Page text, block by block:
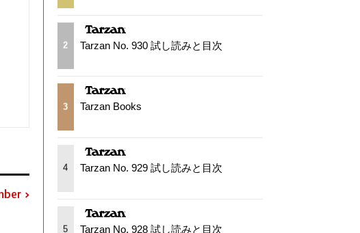
2 Tarzan No. 930 試し読みと目次
3 Tarzan Books
4 Tarzan No. 929 試し読みと目次
5 Tarzan No. 928 試し読みと目次